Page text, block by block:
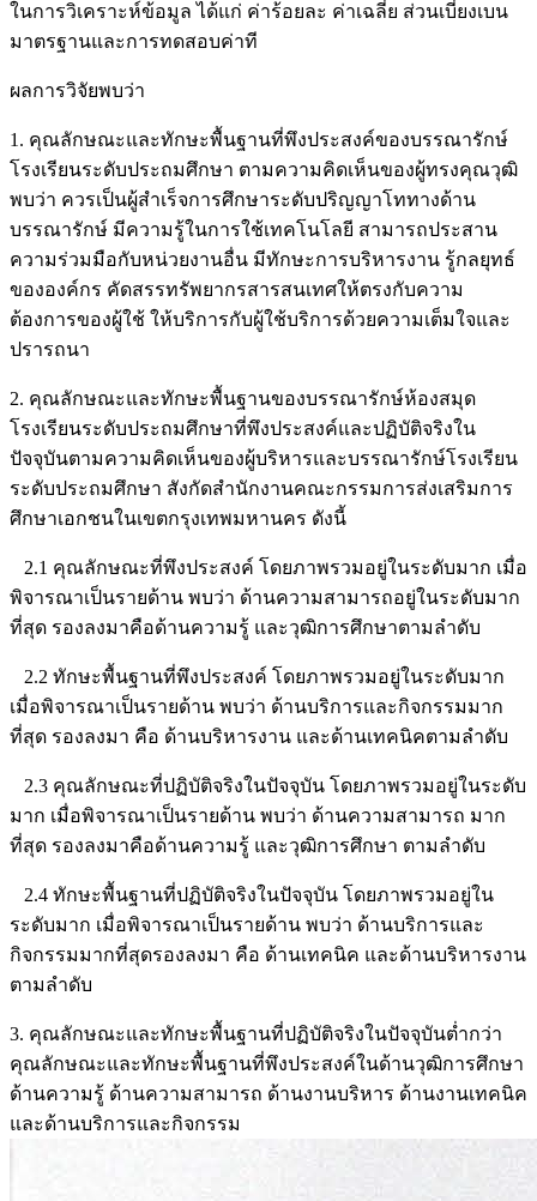
ในการวิเคราะห์ข้อมูล ได้แก่ ค่าร้อยละ ค่าเฉลี่ย ส่วนเบี่ยงเบน
มาตรฐานและการทดสอบค่าที
ผลการวิจัยพบว่า
1. คุณลักษณะและทักษะพื้นฐานที่พึงประสงค์ของบรรณารักษ์
โรงเรียนระดับประถมศึกษา ตามความคิดเห็นของผู้ทรงคุณวุฒิ
พบว่า ควรเป็นผู้สำเร็จการศึกษาระดับปริญญาโททางด้าน
บรรณารักษ์ มีความรู้ในการใช้เทคโนโลยี สามารถประสาน
ความร่วมมือกับหน่วยงานอื่น มีทักษะการบริหารงาน รู้กลยุทธ์
ขององค์กร คัดสรรทรัพยากรสารสนเทศให้ตรงกับความ
ต้องการของผู้ใช้ ให้บริการกับผู้ใช้บริการด้วยความเต็มใจและ
ปรารถนา
2. คุณลักษณะและทักษะพื้นฐานของบรรณารักษ์ห้องสมุด
โรงเรียนระดับประถมศึกษาที่พึงประสงค์และปฏิบัติจริงใน
ปัจจุบันตามความคิดเห็นของผู้บริหารและบรรณารักษ์โรงเรียน
ระดับประถมศึกษา สังกัดสำนักงานคณะกรรมการส่งเสริมการ
ศึกษาเอกชนในเขตกรุงเทพมหานคร ดังนี้
2.1 คุณลักษณะที่พึงประสงค์ โดยภาพรวมอยู่ในระดับมาก เมื่อ
พิจารณาเป็นรายด้าน พบว่า ด้านความสามารถอยู่ในระดับมาก
ที่สุด รองลงมาคือด้านความรู้ และวุฒิการศึกษาตามลำดับ
2.2 ทักษะพื้นฐานที่พึงประสงค์ โดยภาพรวมอยู่ในระดับมาก
เมื่อพิจารณาเป็นรายด้าน พบว่า ด้านบริการและกิจกรรมมาก
ที่สุด รองลงมา คือ ด้านบริหารงาน และด้านเทคนิคตามลำดับ
2.3 คุณลักษณะที่ปฏิบัติจริงในปัจจุบัน โดยภาพรวมอยู่ในระดับ
มาก เมื่อพิจารณาเป็นรายด้าน พบว่า ด้านความสามารถ มาก
ที่สุด รองลงมาคือด้านความรู้ และวุฒิการศึกษา ตามลำดับ
2.4 ทักษะพื้นฐานที่ปฏิบัติจริงในปัจจุบัน โดยภาพรวมอยู่ใน
ระดับมาก เมื่อพิจารณาเป็นรายด้าน พบว่า ด้านบริการและ
กิจกรรมมากที่สุดรองลงมา คือ ด้านเทคนิค และด้านบริหารงาน
ตามลำดับ
3. คุณลักษณะและทักษะพื้นฐานที่ปฏิบัติจริงในปัจจุบันต่ำกว่า
คุณลักษณะและทักษะพื้นฐานที่พึงประสงค์ในด้านวุฒิการศึกษา
ด้านความรู้ ด้านความสามารถ ด้านงานบริหาร ด้านงานเทคนิค
และด้านบริการและกิจกรรม